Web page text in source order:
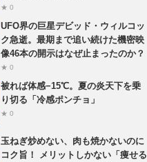
★ 0
UFO界の巨星デビッド・ウィルコッ
ク急逝。最期まで追い続けた機密映
像46本の開示はなぜ止まったのか？
★ 0
被れば体感−15℃。夏の炎天下を乗
り切る「冷感ポンチョ」
★ 0
玉ねぎ炒めない、肉も焼かないのに
コク旨！ メリットしかない「痩せる